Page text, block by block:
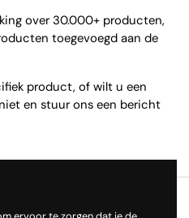
over 30.000+ producten,
toegevoegd aan de
product, of wilt u een
en stuur ons een bericht